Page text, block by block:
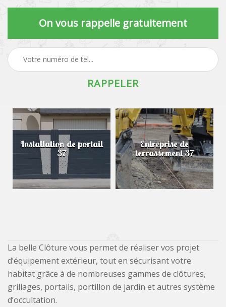
On vous rappelle gratuitement
Installation de portail
37
Entreprise de
terrassement 37
La belle Clôture vous permet de réaliser vos projet
d’équipement extérieur, tout en sécurisant votre
habitat grâce à de nombreuses gammes de clôtures,
grillages, portails, portillon de jardin et autres système
d’occultation.